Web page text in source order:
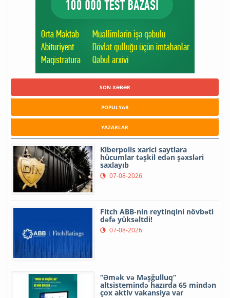
SON XƏBƏR
POPULYAR
YAZARLAR
Kiberpolis xarici saytlara
hücumlar təşkil edən şəxsləri
saxlayıb
07-08-2026
Fitch ABB-nin reytinqini növbəti
dəfə yüksəltdi!
07-08-2026
“Əmək və Məşğulluq”
altsistemində hazırda 65 mindən
çox aktiv vakansiya var